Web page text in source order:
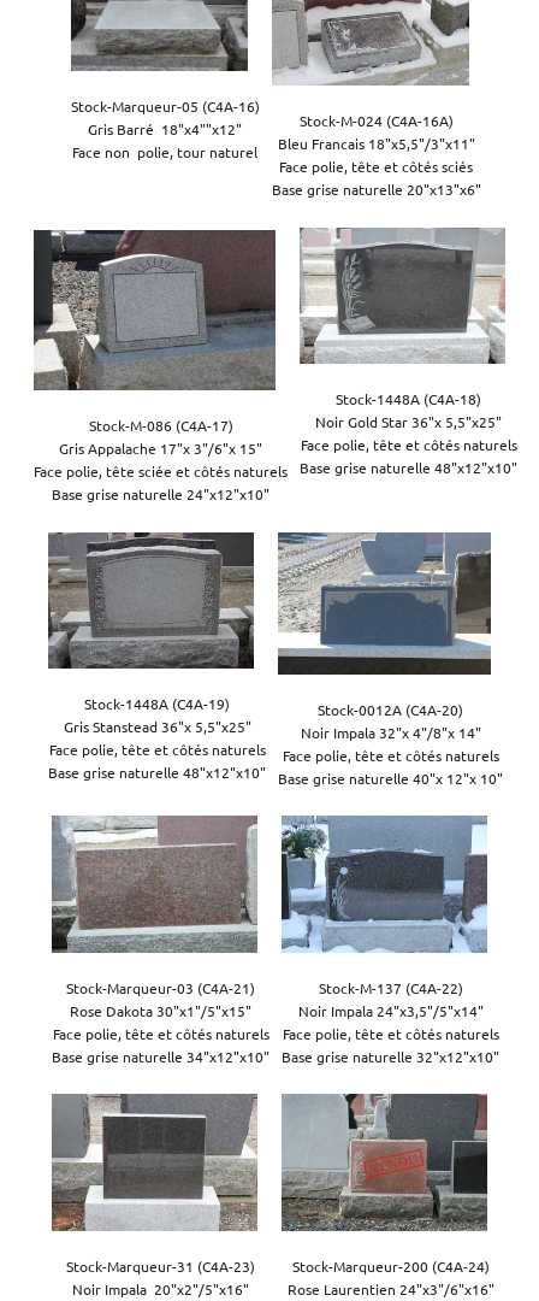
Stock-Marqueur-05 (C4A-16)
Gris Barré  18"x4""x12"
Face non  polie, tour naturel
Stock-M-024 (C4A-16A)
Bleu Francais 18"x5,5"/3"x11"
Face polie, tête et côtés sciés
Base grise naturelle 20"x13"x6"
Stock-M-086 (C4A-17)
Gris Appalache 17"x 3"/6"x 15"
Face polie, tête sciée et côtés naturels
Base grise naturelle 24"x12"x10"
Stock-1448A (C4A-18)
Noir Gold Star 36"x 5,5"x25"
Face polie, tête et côtés naturels
Base grise naturelle 48"x12"x10"
Stock-1448A (C4A-19)
Gris Stanstead 36"x 5,5"x25"
Face polie, tête et côtés naturels
Base grise naturelle 48"x12"x10"
Stock-0012A (C4A-20)
Noir Impala 32"x 4"/8"x 14"
Face polie, tête et côtés naturels
Base grise naturelle 40"x 12"x 10"
Stock-Marqueur-03 (C4A-21)
Rose Dakota 30"x1"/5"x15"
Face polie, tête et côtés naturels
Base grise naturelle 34"x12"x10"
Stock-M-137 (C4A-22)
Noir Impala 24"x3,5"/5"x14"
Face polie, tête et côtés naturels
Base grise naturelle 32"x12"x10"
Stock-Marqueur-31 (C4A-23)
Noir Impala  20"x2"/5"x16"
Stock-Marqueur-200 (C4A-24)
Rose Laurentien 24"x3"/6"x16"